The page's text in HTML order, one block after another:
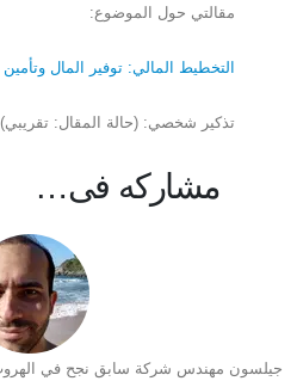
مقالتي حول الموضوع:
التخطيط المالي: توفير المال
تذكير شخصي: (حالة المقال: تقريبي)
مشاركه فى…
جيلسون مهندس شركة سابق نجح في